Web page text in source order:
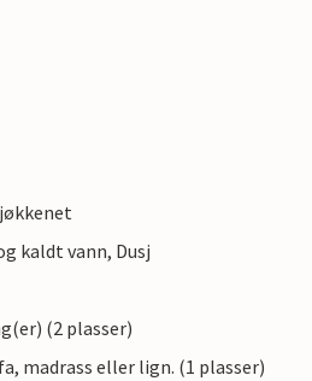
kaldt vann, Dusj
(2 plasser)
madrass eller lign. (1 plasser)